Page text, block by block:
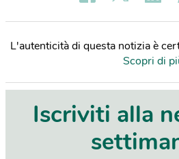
L'autenticità di questa notizia è
Scopri di
Iscriviti alla